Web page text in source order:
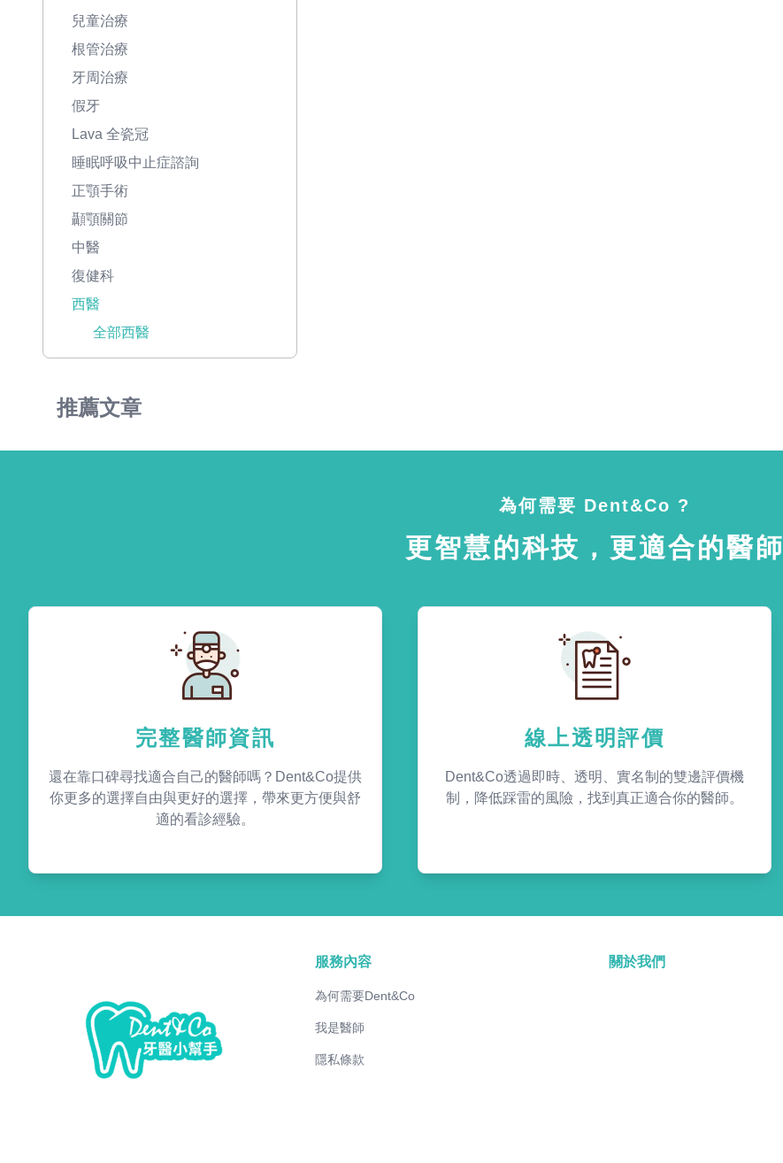
兒童治療
根管治療
牙周治療
假牙
Lava 全瓷冠
睡眠呼吸中止症諮詢
正顎手術
顳顎關節
中醫
復健科
西醫
全部西醫
推薦文章
為何需要 Dent&Co ?
更智慧的科技，更適合的醫師
完整醫師資訊
還在靠口碑尋找適合自己的醫師嗎？Dent&Co提供
你更多的選擇自由與更好的選擇，帶來更方便與舒
適的看診經驗。
線上透明評價
Dent&Co透過即時、透明、實名制的雙邊評價機
制，降低踩雷的風險，找到真正適合你的醫師。
服務內容
為何需要Dent&Co
我是醫師
隱私條款
關於我們